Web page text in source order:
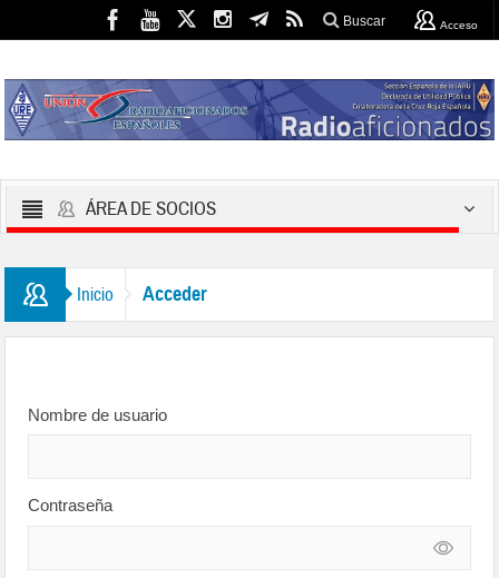
Buscar Acceso
ÁREA DE SOCIOS
Inicio Acceder
Nombre de usuario
Contraseña